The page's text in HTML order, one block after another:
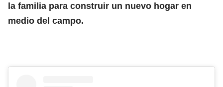
la familia para construir un nuevo hogar en
medio del campo.